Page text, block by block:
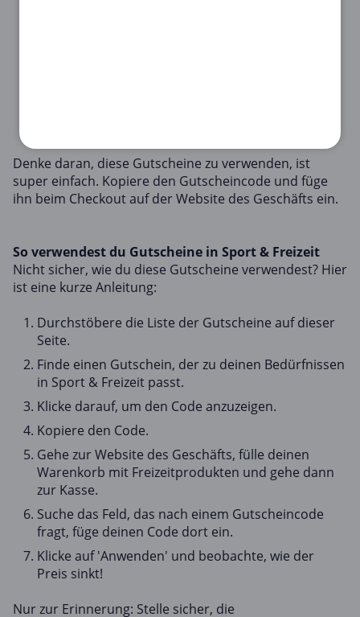
Denke daran, diese Gutscheine zu verwenden, ist
super einfach. Kopiere den Gutscheincode und füge
ihn beim Checkout auf der Website des Geschäfts ein.
So verwendest du Gutscheine in Sport & Freizeit
Nicht sicher, wie du diese Gutscheine verwendest? Hier
ist eine kurze Anleitung:
Durchstöbere die Liste der Gutscheine auf dieser
Seite.
Finde einen Gutschein, der zu deinen Bedürfnissen
in Sport & Freizeit passt.
Klicke darauf, um den Code anzuzeigen.
Kopiere den Code.
Gehe zur Website des Geschäfts, fülle deinen
Warenkorb mit Freizeitprodukten und gehe dann
zur Kasse.
Suche das Feld, das nach einem Gutscheincode
fragt, füge deinen Code dort ein.
Klicke auf 'Anwenden' und beobachte, wie der
Preis sinkt!
Nur zur Erinnerung: Stelle sicher, die